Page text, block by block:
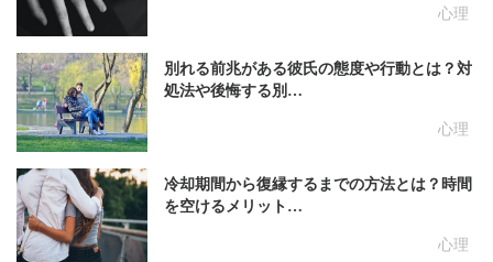
心理
心理
別れる前兆がある彼氏の態度や行動とは？対
処法や後悔する別…
心理
冷却期間から復縁するまでの方法とは？時間
を空けるメリット…